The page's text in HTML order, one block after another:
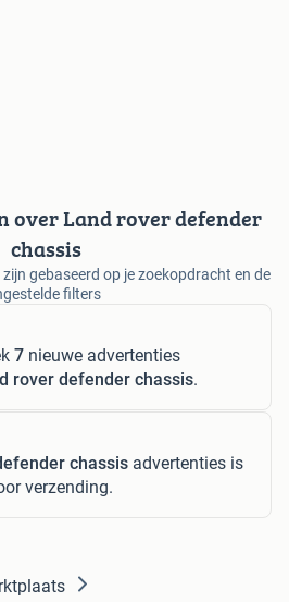
over Land rover defender
chassis
gebaseerd op je zoekopdracht en de
filters
7 nieuwe advertenties
rover defender chassis.
chassis advertenties is
verzending.